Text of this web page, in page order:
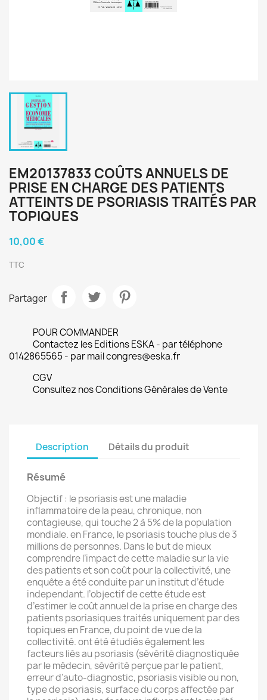
EM20137833 COÛTS ANNUELS DE
PRISE EN CHARGE DES PATIENTS
ATTEINTS DE PSORIASIS TRAITÉS PAR
TOPIQUES
10,00 €
TTC
Partager
POUR COMMANDER
Contactez les Editions ESKA - par téléphone
0142865565 - par mail congres@eska.fr
CGV
Consultez nos Conditions Générales de Vente
Description Détails du produit
Résumé
Objectif : le psoriasis est une maladie
inflammatoire de la peau, chronique, non
contagieuse, qui touche 2 à 5% de la population
mondiale. en France, le psoriasis touche plus de 3
millions de personnes. Dans le but de mieux
comprendre l’impact de cette maladie sur la vie
des patients et son coût pour la collectivité, une
enquête a été conduite par un institut d’étude
independant. l’objectif de cette étude est
d’estimer le coût annuel de la prise en charge des
patients psoriasiques traités uniquement par des
topiques en France, du point de vue de la
collectivité. ont été étudiés également les
facteurs liés au psoriasis (sévérité diagnostiquée
par le médecin, sévérité perçue par le patient,
erreur d’auto-diagnostic, psoriasis visible ou non,
type de psoriasis, surface du corps affectée par